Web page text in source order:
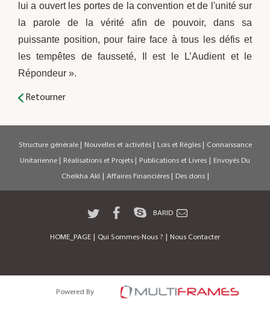
lui a ouvert les portes de la convention et de l'unité sur
la parole de la vérité afin de pouvoir, dans sa
puissante position, pour faire face à tous les défis et
les tempêtes de fausseté, Il est le L’Audient et le
Répondeur ».
Retourner
Structure générale | Nouvelles et activités | Lois et Règles | Connaissance
Unitarienne | Réalisations et Projets | Publications et Livres | Envoyés Du
Cheikha Akl | Affaires Financières | Des dons |
BARID
HOME_PAGE | Qui Sommes-Nous ? | Nous Contacter
Powered By